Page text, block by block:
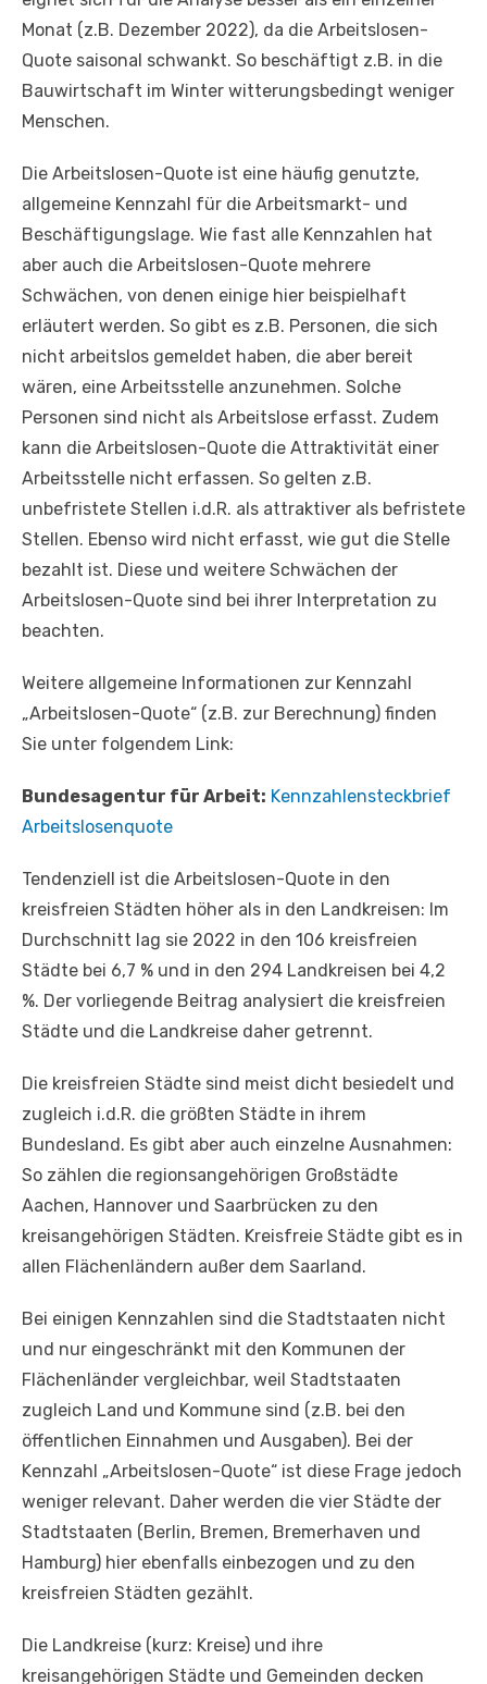
Monat (z.B. Dezember 2022), da die Arbeitslosen-
Quote saisonal schwankt. So beschäftigt z.B. in die
Bauwirtschaft im Winter witterungsbedingt weniger
Menschen.
Die Arbeitslosen-Quote ist eine häufig genutzte,
allgemeine Kennzahl für die Arbeitsmarkt- und
Beschäftigungslage. Wie fast alle Kennzahlen hat
aber auch die Arbeitslosen-Quote mehrere
Schwächen, von denen einige hier beispielhaft
erläutert werden. So gibt es z.B. Personen, die sich
nicht arbeitslos gemeldet haben, die aber bereit
wären, eine Arbeitsstelle anzunehmen. Solche
Personen sind nicht als Arbeitslose erfasst. Zudem
kann die Arbeitslosen-Quote die Attraktivität einer
Arbeitsstelle nicht erfassen. So gelten z.B.
unbefristete Stellen i.d.R. als attraktiver als befristete
Stellen. Ebenso wird nicht erfasst, wie gut die Stelle
bezahlt ist. Diese und weitere Schwächen der
Arbeitslosen-Quote sind bei ihrer Interpretation zu
beachten.
Weitere allgemeine Informationen zur Kennzahl
„Arbeitslosen-Quote“ (z.B. zur Berechnung) finden
Sie unter folgendem Link:
Bundesagentur für Arbeit: Kennzahlensteckbrief
Arbeitslosenquote
Tendenziell ist die Arbeitslosen-Quote in den
kreisfreien Städten höher als in den Landkreisen: Im
Durchschnitt lag sie 2022 in den 106 kreisfreien
Städte bei 6,7 % und in den 294 Landkreisen bei 4,2
%. Der vorliegende Beitrag analysiert die kreisfreien
Städte und die Landkreise daher getrennt.
Die kreisfreien Städte sind meist dicht besiedelt und
zugleich i.d.R. die größten Städte in ihrem
Bundesland. Es gibt aber auch einzelne Ausnahmen:
So zählen die regionsangehörigen Großstädte
Aachen, Hannover und Saarbrücken zu den
kreisangehörigen Städten. Kreisfreie Städte gibt es in
allen Flächenländern außer dem Saarland.
Bei einigen Kennzahlen sind die Stadtstaaten nicht
und nur eingeschränkt mit den Kommunen der
Flächenländer vergleichbar, weil Stadtstaaten
zugleich Land und Kommune sind (z.B. bei den
öffentlichen Einnahmen und Ausgaben). Bei der
Kennzahl „Arbeitslosen-Quote“ ist diese Frage jedoch
weniger relevant. Daher werden die vier Städte der
Stadtstaaten (Berlin, Bremen, Bremerhaven und
Hamburg) hier ebenfalls einbezogen und zu den
kreisfreien Städten gezählt.
Die Landkreise (kurz: Kreise) und ihre
kreisangehörigen Städte und Gemeinden decken